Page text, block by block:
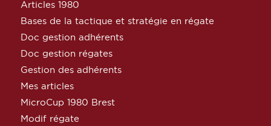
Articles 1980
Bases de la tactique et stratégie en régate
Doc gestion adhérents
Doc gestion régates
Gestion des adhérents
Mes articles
MicroCup 1980 Brest
Modif régate